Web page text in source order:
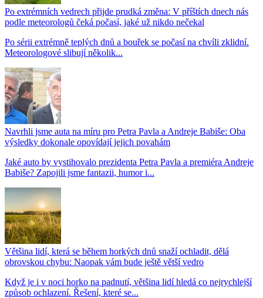
Po extrémních vedrech přijde prudká změna: V příštích dnech nás
podle meteorologů čeká počasí, jaké už nikdo nečekal
Po sérii extrémně teplých dnů a bouřek se počasí na chvíli zklidní.
Meteorologové slibují několik...
Navrhli jsme auta na míru pro Petra Pavla a Andreje Babiše: Oba
výsledky dokonale opovídají jejich povahám
Jaké auto by vystihovalo prezidenta Petra Pavla a premiéra Andreje
Babiše? Zapojili jsme fantazii, humor i...
Většina lidí, která se během horkých dnů snaží ochladit, dělá
obrovskou chybu: Naopak vám bude ještě větší vedro
Když je i v noci horko na padnutí, většina lidí hledá co nejrychlejší
způsob ochlazení. Řešení, které se...